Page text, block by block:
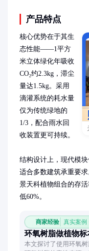
产品特点
核心优势在于其生
态性能——1平方
米立体绿化年吸收
CO₂约2.3kg，滞尘
量达1.5kg。采用
滴灌系统的耗水量
仅为传统绿地的
1/3，配合雨水回
收装置更可持续。
结构设计上，现代模块
适合多数建筑承重要
景天科植物组合的存
低60%。
商家经验 真实案例
环氧树脂做植物标
本文探讨了使用环氧